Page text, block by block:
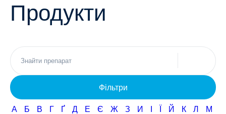
Неврологія
Фармаконагляд
Кар'єра
Продукти
Фільтри
А Б В Г Ґ Д Е Є Ж З И І Ї Й К Л М